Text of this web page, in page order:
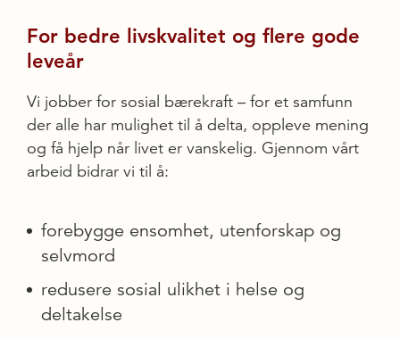
For bedre livskvalitet og flere gode
leveår
Vi jobber for sosial bærekraft – for et samfunn
der alle har mulighet til å delta, oppleve mening
og få hjelp når livet er vanskelig. Gjennom vårt
arbeid bidrar vi til å:
forebygge ensomhet, utenforskap og
selvmord
redusere sosial ulikhet i helse og
deltakelse